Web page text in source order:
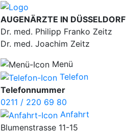
AUGENÄRZTE IN
Dr. med. Philipp Franko Zeitz
Dr. med. Joachim Zeitz
Menü
Telefon
Telefonnummer
0211 / 220 69 80
Anfahrt
Blumenstrasse 11-15